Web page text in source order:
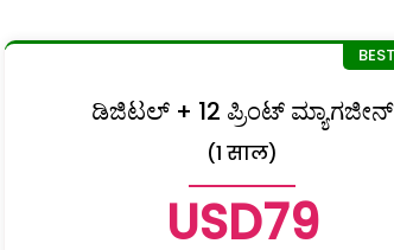
ಡಿಜಿಟಲ್ + 12 ಪ್ರಿಂಟ್ ಮ್ಯಾಗಜೀನ್
(1 साल)
USD79